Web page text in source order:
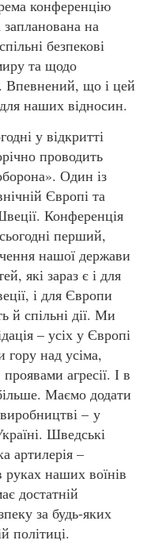
конференцію
на
безпекові
та щодо
Впевнений, що і цей
наших відносин.
у відкритті
проводить
Один із
Європі та
Конференція
перший,
нашої держави
які зараз є і для
і для Європи
й спільні дії. Ми
– усіх у Європі
гору над усіма,
агресії. І в
Маємо додати
– у
Шведські
артилерія –
руках наших воїнів
достатній
за будь-яких
політиці.